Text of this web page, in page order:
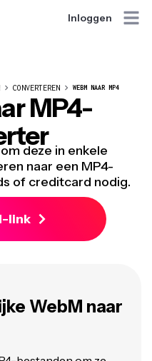
Inloggen
CONVERTEREN WEBM NAAR MP4
MP4-
deze in enkele
naar een MP4-
of creditcard nodig.
link
WebM naar